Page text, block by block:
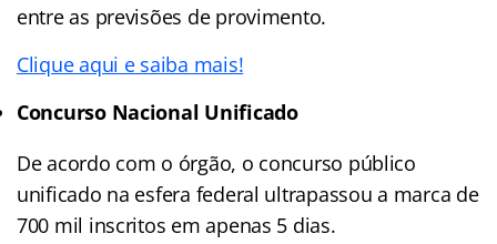
entre as previsões de provimento.
Clique aqui e saiba mais!
Concurso Nacional Unificado
De acordo com o órgão, o concurso público
unificado na esfera federal ultrapassou a marca de
700 mil inscritos em apenas 5 dias.